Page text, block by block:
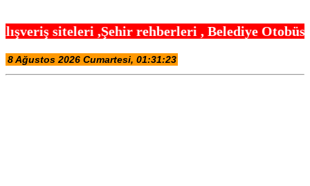
,Şehir rehberleri , Belediye